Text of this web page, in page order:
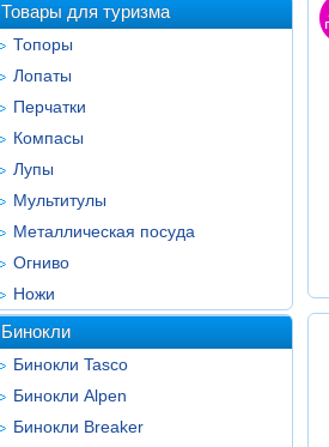
Товары для туризма
Топоры
Лопаты
Перчатки
Компасы
Лупы
Мультитулы
Металлическая посуда
Огниво
Ножи
Бинокли
Бинокли Tasco
Бинокли Alpen
Бинокли Breaker